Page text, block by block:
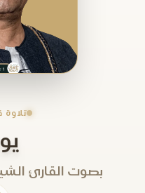
تلاوة
بصوت القارئ